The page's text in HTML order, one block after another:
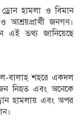
হামলা ও বিমান
আশ্রয়প্রার্থী জনগণ।
এই তথ্য জানিয়েছে
বালাহ শহরে একদল
নিহত এবং অনেকে
হামলায় এবং অপর